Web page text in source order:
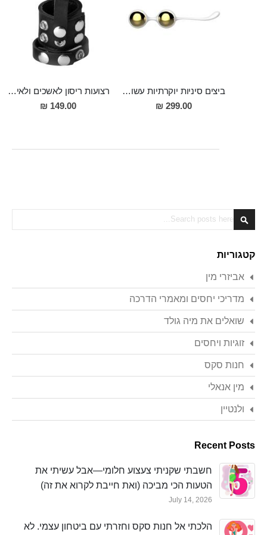
ביצים סיניות יוקרתיות עשויות אלומיניום מצופה סיליקון לאורגזמות חזקות ועמוקות יותר "Nalone Yany Kegal Balls"
299.00 ₪
רצועות ריסון לאשכים ולאיבר מין מעור "Jasso"
149.00 ₪
Search
קטגוריות
אביזרי מין
מדריכי יחסים ומאמרי הדרכה
שואלים את מיה גולד
זוגיות ויחסים
חנות סקס
מין אנאלי
ולנטיין
Recent Posts
חשבתי שקניתי צעצוע חלומי—אבל עשיתי את
הטעות הכי מביכה (ואת חייבת לקרוא את זה)
July 14, 2026
הלכתי אל חנות סקס וחזרתי עם ביטחון עצמי. לא